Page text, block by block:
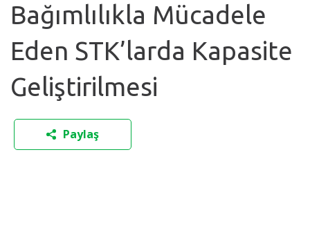
Bağımlılıkla Mücadele
Eden STK’larda Kapasite
Geliştirilmesi
Paylaş